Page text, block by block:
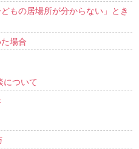
もの居場所が分からない」とき
場合
について